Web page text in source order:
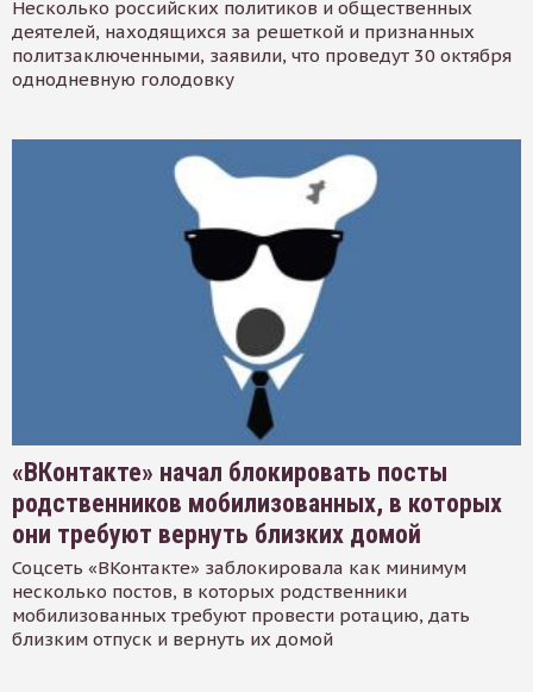
Несколько российских политиков и общественных
деятелей, находящихся за решеткой и признанных
политзаключенными, заявили, что проведут 30 октября
однодневную голодовку
«ВКонтакте» начал блокировать посты
родственников мобилизованных, в которых
они требуют вернуть близких домой
Соцсеть «ВКонтакте» заблокировала как минимум
несколько постов, в которых родственники
мобилизованных требуют провести ротацию, дать
близким отпуск и вернуть их домой